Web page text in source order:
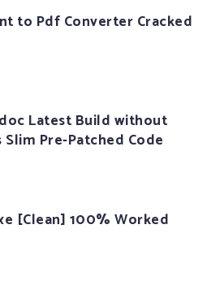
to Pdf Converter Cracked
Latest Build without
Pre-Patched Code
[Clean] 100% Worked